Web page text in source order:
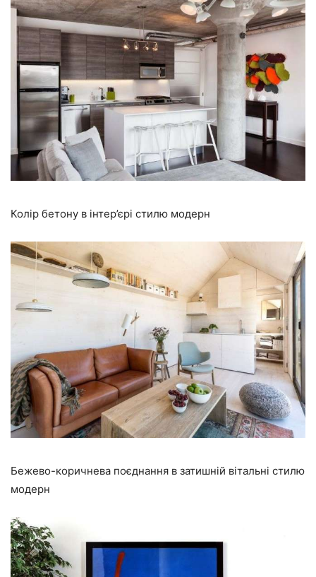
Колір бетону в інтер’єрі стилю модерн
Бежево-коричнева поєднання в затишній вітальні стилю
модерн